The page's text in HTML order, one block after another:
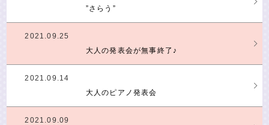
”さらう”
2021.09.25
大人の発表会が無事終了♪
2021.09.14
大人のピアノ発表会
2021.09.09